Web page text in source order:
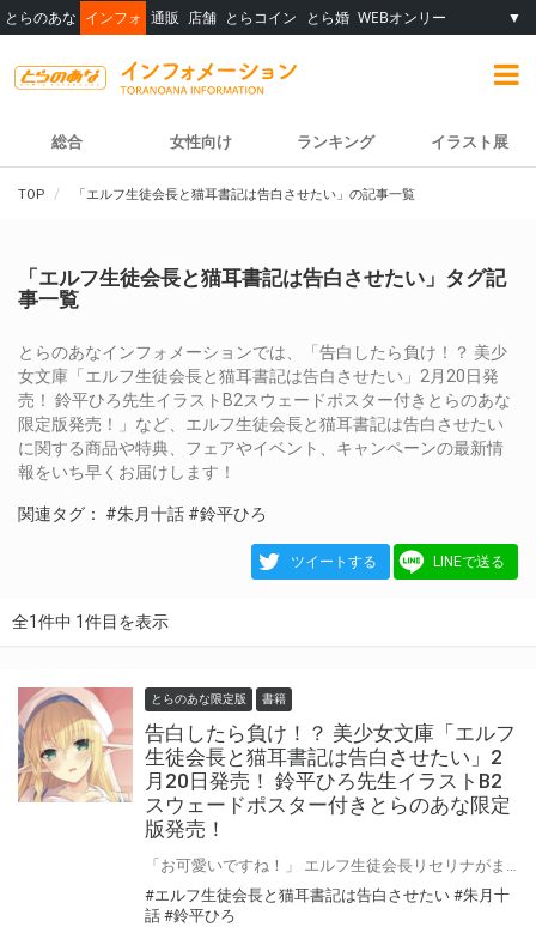
とらのあな インフォ 通販 店舗 とらコイン とら婚 WEBオンリー ▼
総合 女性向け ランキング イラスト展
TOP 「エルフ生徒会長と猫耳書記は告白させたい」の記事一覧
「エルフ生徒会長と猫耳書記は告白させたい」タグ記
事一覧
とらのあなインフォメーションでは、「告白したら負け！？ 美少
女文庫「エルフ生徒会長と猫耳書記は告白させたい」2月20日発
売！ 鈴平ひろ先生イラストB2スウェードポスター付きとらのあな
限定版発売！」など、エルフ生徒会長と猫耳書記は告白させたい
に関する商品や特典、フェアやイベント、キャンペーンの最新情
報をいち早くお届けします！
関連タグ： #朱月十話 #鈴平ひろ
ツイートする LINEで送る
全1件中 1件目を表示
とらのあな限定版 書籍
告白したら負け！？ 美少女文庫「エルフ
生徒会長と猫耳書記は告白させたい」2
月20日発売！ 鈴平ひろ先生イラストB2
スウェードポスター付きとらのあな限定
版発売！
#エルフ生徒会長と猫耳書記は告白させたい #朱月十
話 #鈴平ひろ